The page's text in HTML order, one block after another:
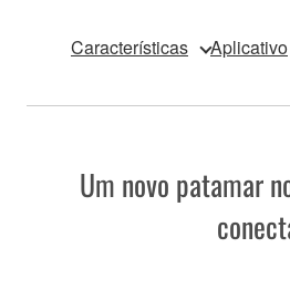
Características Aplicativo